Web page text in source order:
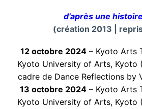
d’après une
(création 2013 |
12 octobre 2024– Kyoto Arts
Kyoto University of Arts,
cadre de Dance Reflections by
13 octobre 2024 – Kyoto Arts
Kyoto University of Arts,